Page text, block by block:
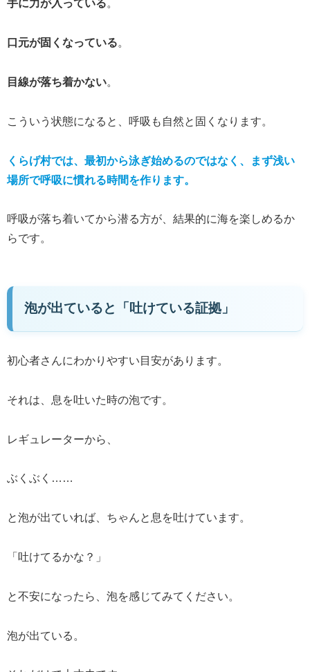
手に力が入っている。
口元が固くなっている。
目線が落ち着かない。
こういう状態になると、呼吸も自然と固くなります。
くらげ村では、最初から泳ぎ始めるのではなく、まず浅い
場所で呼吸に慣れる時間を作ります。
呼吸が落ち着いてから潜る方が、結果的に海を楽しめるか
らです。
泡が出ていると「吐けている証拠」
初心者さんにわかりやすい目安があります。
それは、息を吐いた時の泡です。
レギュレーターから、
ぶくぶく……
と泡が出ていれば、ちゃんと息を吐けています。
「吐けてるかな？」
と不安になったら、泡を感じてみてください。
泡が出ている。